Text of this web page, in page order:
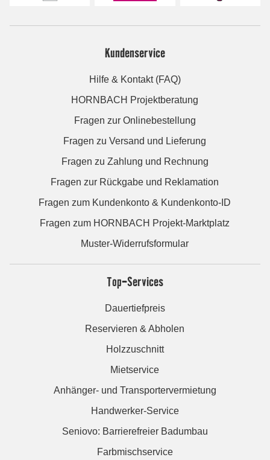
Kundenservice
Hilfe & Kontakt (FAQ)
HORNBACH Projektberatung
Fragen zur Onlinebestellung
Fragen zu Versand und Lieferung
Fragen zu Zahlung und Rechnung
Fragen zur Rückgabe und Reklamation
Fragen zum Kundenkonto & Kundenkonto-ID
Fragen zum HORNBACH Projekt-Marktplatz
Muster-Widerrufsformular
Top-Services
Dauertiefpreis
Reservieren & Abholen
Holzzuschnitt
Mietservice
Anhänger- und Transportervermietung
Handwerker-Service
Seniovo: Barrierefreier Badumbau
Farbmischservice